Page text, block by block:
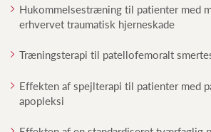
Hukommelsestræning til patienter med
erhvervet traumatisk hjerneskade
Træningsterapi til patellofemoralt
Effekten af spejlterapi til patienter med
apopleksi